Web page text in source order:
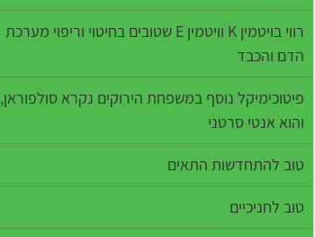
רווי בויטמין K וויטמין E שטובים בחיטוי וריפוי מערכת
הדם והכבד
פיטוכימיקל נוסף במשפחת הירוקים נקרא סולפוראן,
והוא אנטי סרטני
טוב להתחדשות התאים
טוב לחניכיים